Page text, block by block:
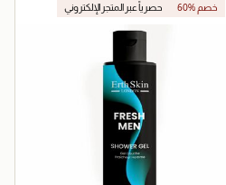
60% خصم حصرياً عبر المتجر الإلكتروني